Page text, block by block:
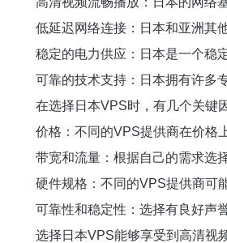
低延迟网络连接：日本和亚洲其
稳定的电力供应：日本是一个稳
可靠的技术支持：日本拥有许多
在选择日本VPS时，有几个关键
价格：不同的VPS提供商在价格
带宽和流量：根据自己的需求选
硬件规格：不同的VPS提供商可
可靠性和稳定性：选择有良好声
选择日本VPS能够享受到高清视